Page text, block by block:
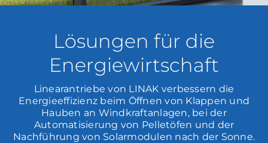
Lösungen für die
Energiewirtschaft
Linearantriebe von LINAK verbessern die
Energieeffizienz beim Öffnen von Klappen und
Hauben an Windkraftanlagen, bei der
Automatisierung von Pelletöfen und der
Nachführung von Solarmodulen nach der Sonne.